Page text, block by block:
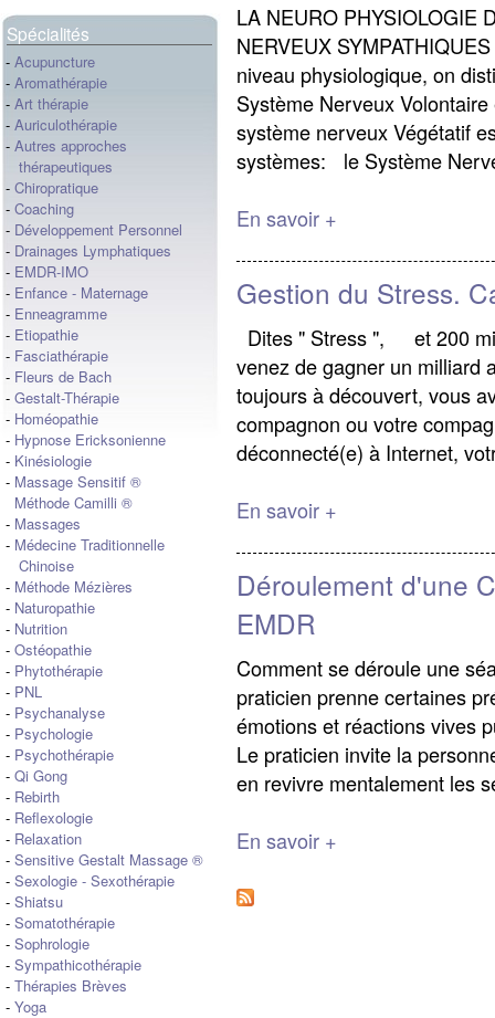
Spécialités
- Acupuncture
- Aromathérapie
- Art thérapie
- Auriculothérapie
- Autres approches
thérapeutiques
- Chiropratique
- Coaching
- Développement Personnel
- Drainages Lymphatiques
- EMDR-IMO
- Enfance - Maternage
- Enneagramme
- Etiopathie
- Fasciathérapie
- Fleurs de Bach
- Gestalt-Thérapie
- Homéopathie
- Hypnose Ericksonienne
- Kinésiologie
- Massage Sensitif ®
Méthode Camilli ®
- Massages
- Médecine Traditionnelle
Chinoise
- Méthode Mézières
- Naturopathie
- Nutrition
- Ostéopathie
- Phytothérapie
- PNL
- Psychanalyse
- Psychologie
- Psychothérapie
- Qi Gong
- Rebirth
- Reflexologie
- Relaxation
- Sensitive Gestalt Massage ®
- Sexologie - Sexothérapie
- Shiatsu
- Somatothérapie
- Sophrologie
- Sympathicothérapie
- Thérapies Brèves
- Yoga
LA NEURO PHYSIOLOGIE
NERVEUX
niveau physiologique, on
Système Nerveux
système nerveux Végétatif
systèmes: le Système
En savoir +
Gestion du Stress.
Dites " Stress ", et 200
venez de gagner un milliard
toujours à découvert, vous
compagnon ou votre
déconnecté(e) à Internet,
En savoir +
Déroulement d'une
EMDR
Comment se déroule une
praticien prenne certaines
émotions et réactions vives
Le praticien invite la
en revivre mentalement les
En savoir +